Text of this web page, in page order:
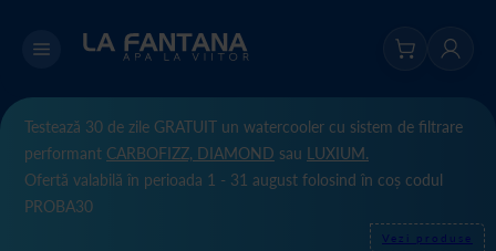
Testează 30 de zile GRATUIT un watercooler cu sistem de filtrare
performant CARBOFIZZ, DIAMOND sau LUXIUM.
Ofertă valabilă în perioada 1 - 31 august folosind în coș codul
PROBA30
Vezi produse